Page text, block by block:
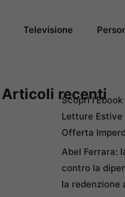
Televisione
Articoli recenti
Scopri
Letture Estive
Offerta
Abel Ferrara:
contro la
la redenzione